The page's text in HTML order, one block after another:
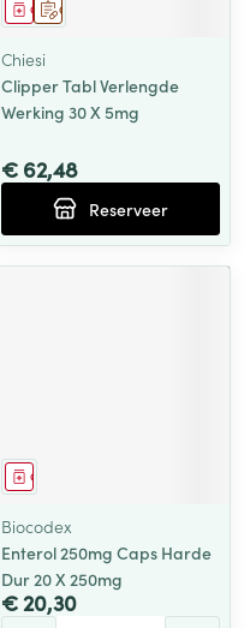
Op voorschrift
Geneesmiddel
Chiesi
Clipper Tabl Verlengde
Werking 30 X 5mg
€ 62,48
Reserveer
Geneesmiddel
Biocodex
Enterol 250mg Caps Harde
Dur 20 X 250mg
€ 20,30